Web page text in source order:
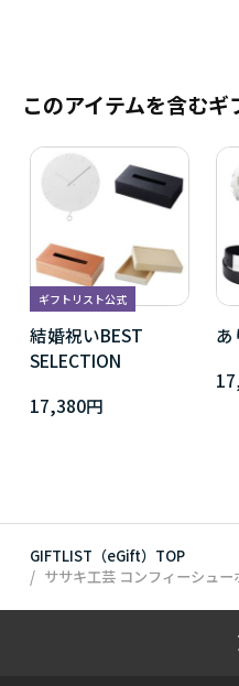
このアイテムを含むギ
ギフトリスト公式
結婚祝いBEST
SELECTION
17,380円
あ
GIFTLIST（eGift）TOP
ササキ工芸 コンフィーシュー